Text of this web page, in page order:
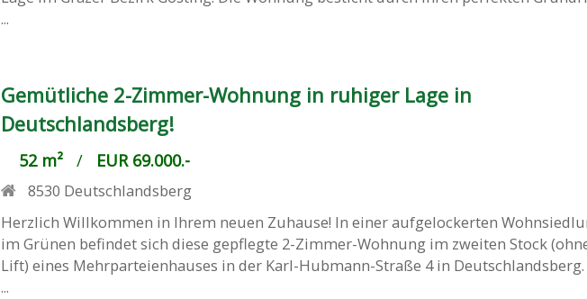
...
Gemütliche 2-Zimmer-Wohnung in ruhiger Lage in
Deutschlandsberg!
52 m²/ EUR 69.000.-
8530 Deutschlandsberg
Herzlich Willkommen in Ihrem neuen Zuhause! In einer aufgelockerten
im Grünen befindet sich diese gepflegte 2-Zimmer-Wohnung im zweiten Stock
Lift) eines Mehrparteienhauses in der Karl-Hubmann-Straße 4 in
...